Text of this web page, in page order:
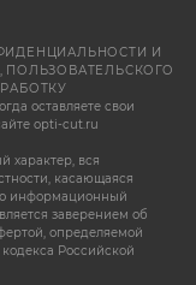
И
, ПОЛЬЗОВАТЕЛЬСКОГО
оставляете свои
opti-cut.ru
характер, вся
касающаяся
информационный
заверением об
определяемой
Российской